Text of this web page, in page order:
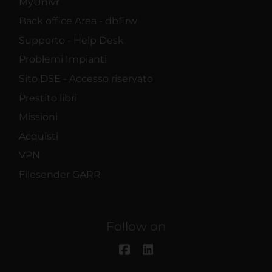
Back office Area - dbErw
Supporto - Help Desk
Problemi Impianti
Sito DSE - Accesso riservato
Prestito libri
Missioni
Acquisti
VPN
Filesender GARR
Follow on